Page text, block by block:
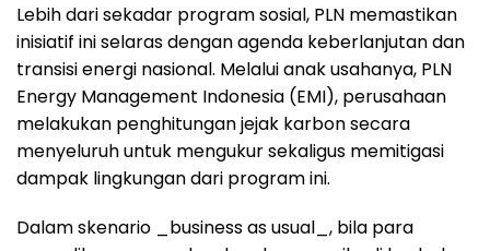
Lebih dari sekadar program sosial, PLN memastikan
inisiatif ini selaras dengan agenda keberlanjutan dan
transisi energi nasional. Melalui anak usahanya, PLN
Energy Management Indonesia (EMI), perusahaan
melakukan penghitungan jejak karbon secara
menyeluruh untuk mengukur sekaligus memitigasi
dampak lingkungan dari program ini.
Dalam skenario _business as usual_, bila para